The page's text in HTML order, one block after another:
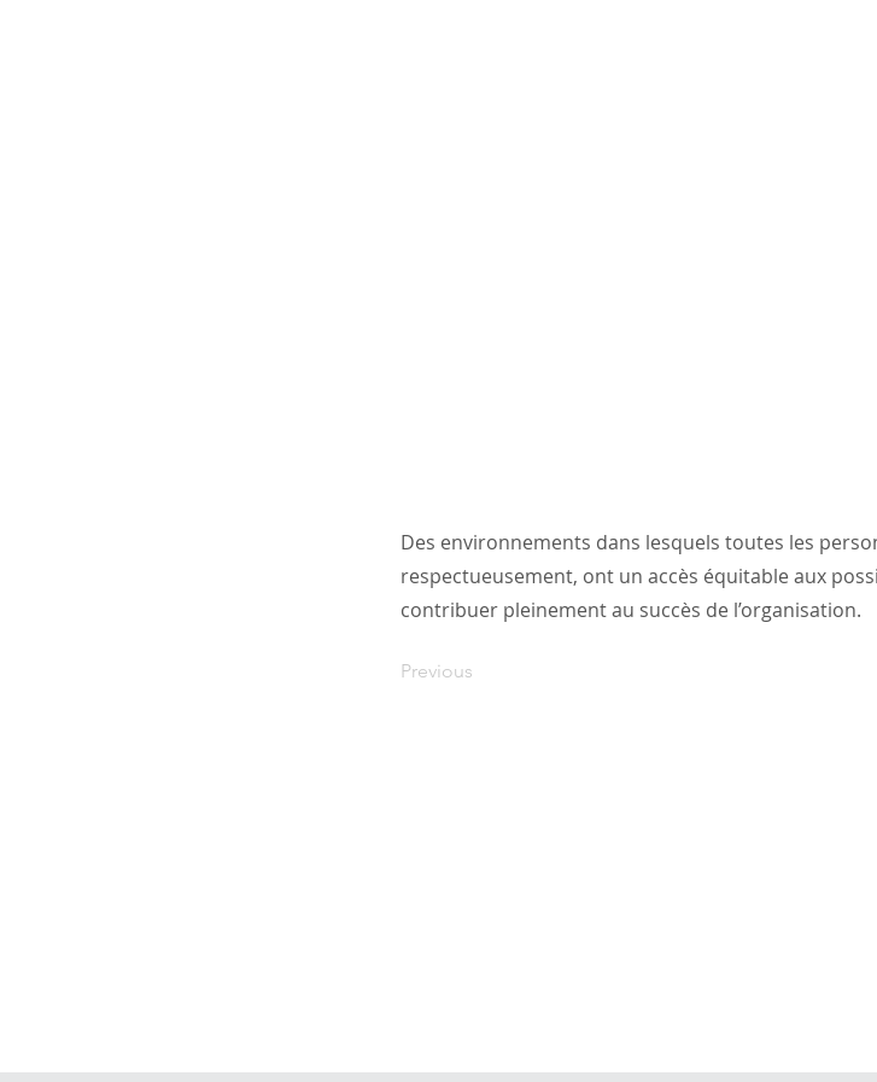
Des environnements dans lesquels toutes les
respectueusement, ont un accès équitable aux
contribuer pleinement au succès de l’organisation.
Previous